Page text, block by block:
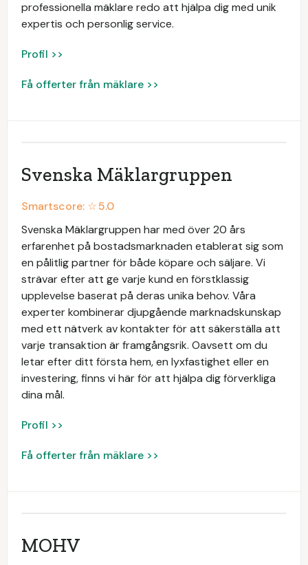
professionella mäklare redo att hjälpa dig med unik
expertis och personlig service.
Profil >>
Få offerter från mäklare >>
Svenska Mäklargruppen
Smartscore: ☆5.0
Svenska Mäklargruppen har med över 20 års
erfarenhet på bostadsmarknaden etablerat sig som
en pålitlig partner för både köpare och säljare. Vi
strävar efter att ge varje kund en förstklassig
upplevelse baserat på deras unika behov. Våra
experter kombinerar djupgående marknadskunskap
med ett nätverk av kontakter för att säkerställa att
varje transaktion är framgångsrik. Oavsett om du
letar efter ditt första hem, en lyxfastighet eller en
investering, finns vi här för att hjälpa dig förverkliga
dina mål.
Profil >>
Få offerter från mäklare >>
MOHV